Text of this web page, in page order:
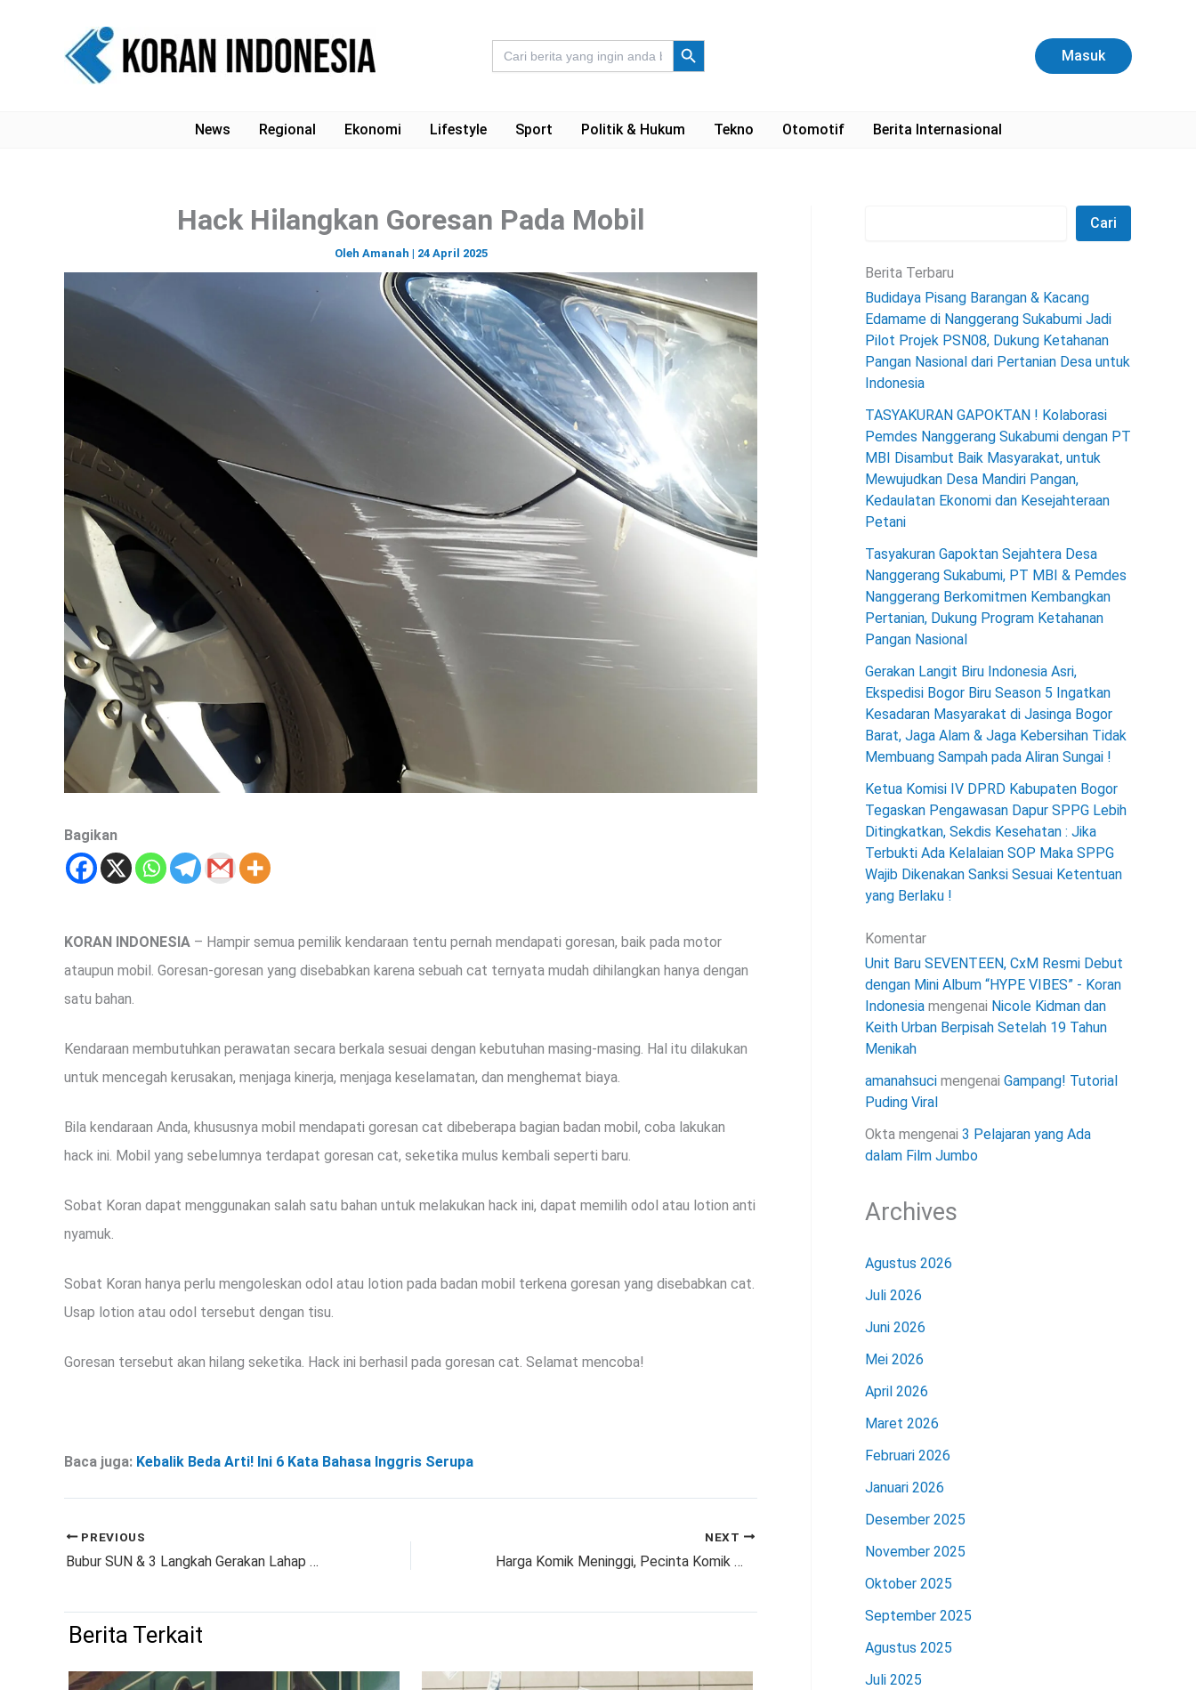
Search
for:
Search Button
Masuk
News Regional Ekonomi Lifestyle Sport Politik & Hukum Tekno Otomotif Berita Internasional
Hack Hilangkan Goresan Pada Mobil
Oleh Amanah | 24 April 2025
Bagikan
KORAN INDONESIA – Hampir semua pemilik kendaraan tentu pernah mendapati goresan, baik pada motor
ataupun mobil. Goresan-goresan yang disebabkan karena sebuah cat ternyata mudah dihilangkan hanya dengan
satu bahan.
Kendaraan membutuhkan perawatan secara berkala sesuai dengan kebutuhan masing-masing. Hal itu dilakukan
untuk mencegah kerusakan, menjaga kinerja, menjaga keselamatan, dan menghemat biaya.
Bila kendaraan Anda, khususnya mobil mendapati goresan cat dibeberapa bagian badan mobil, coba lakukan
hack ini. Mobil yang sebelumnya terdapat goresan cat, seketika mulus kembali seperti baru.
Sobat Koran dapat menggunakan salah satu bahan untuk melakukan hack ini, dapat memilih odol atau lotion anti
nyamuk.
Sobat Koran hanya perlu mengoleskan odol atau lotion pada badan mobil terkena goresan yang disebabkan cat.
Usap lotion atau odol tersebut dengan tisu.
Goresan tersebut akan hilang seketika. Hack ini berhasil pada goresan cat. Selamat mencoba!
Baca juga: Kebalik Beda Arti! Ini 6 Kata Bahasa Inggris Serupa
PREVIOUS
Bubur SUN & 3 Langkah Gerakan Lahap Makan, Solusi Cerdas Atasi GTM
NEXT
Harga Komik Meninggi, Pecinta Komik Mengeluh
Berita Terkait
Cari
Berita Terbaru
Budidaya Pisang Barangan & Kacang
Edamame di Nanggerang Sukabumi Jadi
Pilot Projek PSN08, Dukung Ketahanan
Pangan Nasional dari Pertanian Desa untuk
Indonesia
TASYAKURAN GAPOKTAN ! Kolaborasi
Pemdes Nanggerang Sukabumi dengan PT
MBI Disambut Baik Masyarakat, untuk
Mewujudkan Desa Mandiri Pangan,
Kedaulatan Ekonomi dan Kesejahteraan
Petani
Tasyakuran Gapoktan Sejahtera Desa
Nanggerang Sukabumi, PT MBI & Pemdes
Nanggerang Berkomitmen Kembangkan
Pertanian, Dukung Program Ketahanan
Pangan Nasional
Gerakan Langit Biru Indonesia Asri,
Ekspedisi Bogor Biru Season 5 Ingatkan
Kesadaran Masyarakat di Jasinga Bogor
Barat, Jaga Alam & Jaga Kebersihan Tidak
Membuang Sampah pada Aliran Sungai !
Ketua Komisi IV DPRD Kabupaten Bogor
Tegaskan Pengawasan Dapur SPPG Lebih
Ditingkatkan, Sekdis Kesehatan : Jika
Terbukti Ada Kelalaian SOP Maka SPPG
Wajib Dikenakan Sanksi Sesuai Ketentuan
yang Berlaku !
Komentar
Unit Baru SEVENTEEN, CxM Resmi Debut
dengan Mini Album “HYPE VIBES” - Koran
Indonesia mengenai Nicole Kidman dan
Keith Urban Berpisah Setelah 19 Tahun
Menikah
amanahsuci mengenai Gampang! Tutorial
Puding Viral
Okta mengenai 3 Pelajaran yang Ada
dalam Film Jumbo
Archives
Agustus 2026
Juli 2026
Juni 2026
Mei 2026
April 2026
Maret 2026
Februari 2026
Januari 2026
Desember 2025
November 2025
Oktober 2025
September 2025
Agustus 2025
Juli 2025